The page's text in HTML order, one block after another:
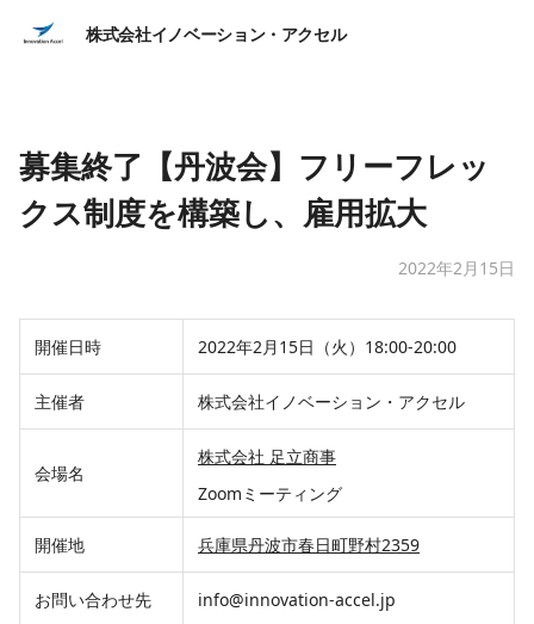
株式会社イノベーション・アクセル
募集終了【丹波会】フリーフレッ
クス制度を構築し、雇用拡大
2022年2月15日
開催日時 2022年2月15日（火）18:00-20:00
主催者 株式会社イノベーション・アクセル
会場名
株式会社 足立商事
Zoomミーティング
開催地 兵庫県丹波市春日町野村2359
お問い合わせ先 info@innovation-accel.jp